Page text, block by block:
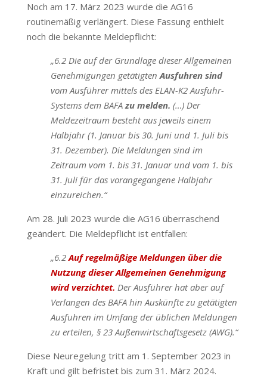
Noch am 17. März 2023 wurde die AG16
routinemäßig verlängert. Diese Fassung enthielt
noch die bekannte Meldepflicht:
„6.2 Die auf der Grundlage dieser Allgemeinen
Genehmigungen getätigtenAusfuhren sind
vom Ausführer mittels des ELAN-K2 Ausfuhr-
Systems dem BAFAzu melden. (…) Der
Meldezeitraum besteht aus jeweils einem
Halbjahr (1. Januar bis 30. Juni und 1. Juli bis
31. Dezember). Die Meldungen sind im
Zeitraum vom 1. bis 31. Januar und vom 1. bis
31. Juli für das vorangegangene Halbjahr
einzureichen.“
Am 28. Juli 2023 wurde die AG16 überraschend
geändert. Die Meldepflicht ist entfallen:
„6.2Auf regelmäßige Meldungen über die
Nutzung dieser Allgemeinen Genehmigung
wird verzichtet. Der Ausführer hat aber auf
Verlangen des BAFA hin Auskünfte zu getätigten
Ausfuhren im Umfang der üblichen Meldungen
zu erteilen, § 23 Außenwirtschaftsgesetz (AWG).“
Diese Neuregelung tritt am 1. September 2023 in
Kraft und gilt befristet bis zum 31. März 2024.